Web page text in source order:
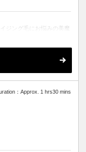
ジング毛にお悩みの美魔
できる髪質改善トリート
：Approx. 1 hrs30 mins